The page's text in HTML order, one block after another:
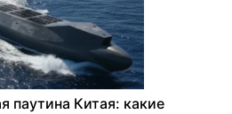
паутина Китая: какие